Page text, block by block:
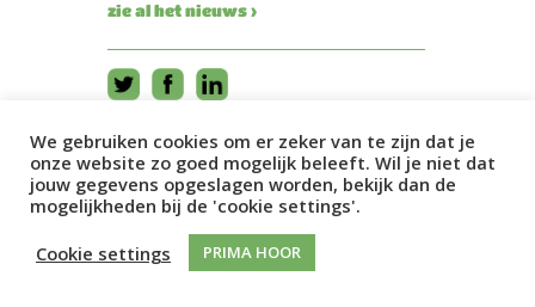
zie al het nieuws ›
We gebruiken cookies om er zeker van te zijn dat je
onze website zo goed mogelijk beleeft. Wil je niet dat
jouw gegevens opgeslagen worden, bekijk dan de
mogelijkheden bij de 'cookie settings'.
Cookie settings
PRIMA HOOR